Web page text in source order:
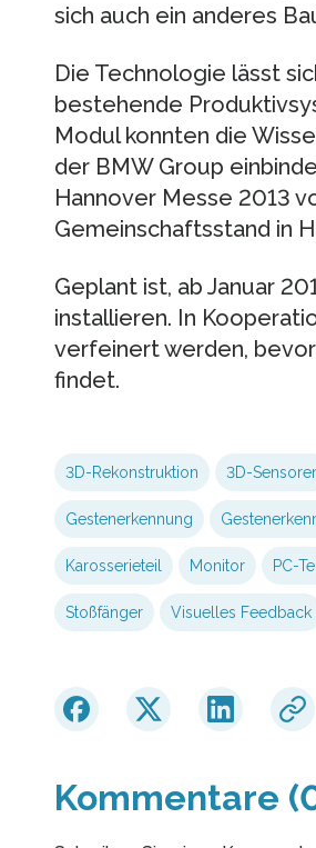
sich auch ein anderes
Die Technologie lässt
bestehende
Modul konnten die
der BMW Group
Hannover Messe 2013
Gemeinschaftsstand in
Geplant ist, ab Januar
installieren. In
verfeinert werden,
findet.
3D-Rekonstruktion 3D-
Gestenerkennung
Karosserieteil Monitor PC-
Stoßfänger Visuelles Feedback
Kommentare